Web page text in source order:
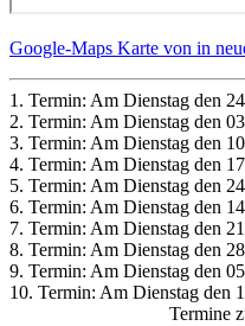
Google-Maps Karte von in
1. Termin: Am Dienstag den
2. Termin: Am Dienstag den
3. Termin: Am Dienstag den
4. Termin: Am Dienstag den
5. Termin: Am Dienstag den
6. Termin: Am Dienstag den
7. Termin: Am Dienstag den
8. Termin: Am Dienstag den
9. Termin: Am Dienstag den
10. Termin: Am Dienstag den
Termine